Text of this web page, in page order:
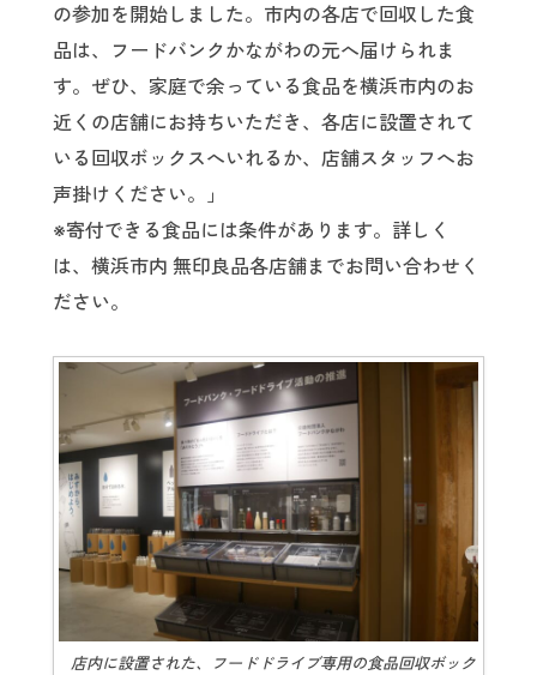
の参加を開始しました。市内の各店で回収した食
品は、フードバンクかながわの元へ届けられま
す。ぜひ、家庭で余っている食品を横浜市内のお
近くの店舗にお持ちいただき、各店に設置されて
いる回収ボックスへいれるか、店舗スタッフへお
声掛けください。」
※寄付できる食品には条件があります。詳しく
は、横浜市内 無印良品各店舗までお問い合わせく
ださい。
店内に設置された、フードドライブ専用の食品回収ボック